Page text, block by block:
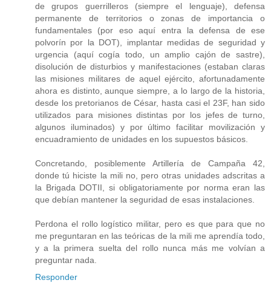
de grupos guerrilleros (siempre el lenguaje), defensa
permanente de territorios o zonas de importancia o
fundamentales (por eso aquí entra la defensa de ese
polvorín por la DOT), implantar medidas de seguridad y
urgencia (aquí cogía todo, un amplio cajón de sastre),
disolución de disturbios y manifestaciones (estaban claras
las misiones militares de aquel ejército, afortunadamente
ahora es distinto, aunque siempre, a lo largo de la historia,
desde los pretorianos de César, hasta casi el 23F, han sido
utilizados para misiones distintas por los jefes de turno,
algunos iluminados) y por último facilitar movilización y
encuadramiento de unidades en los supuestos básicos.
Concretando, posiblemente Artillería de Campaña 42,
donde tú hiciste la mili no, pero otras unidades adscritas a
la Brigada DOTII, si obligatoriamente por norma eran las
que debían mantener la seguridad de esas instalaciones.
Perdona el rollo logístico militar, pero es que para que no
me preguntaran en las teóricas de la mili me aprendía todo,
y a la primera suelta del rollo nunca más me volvían a
preguntar nada.
Responder